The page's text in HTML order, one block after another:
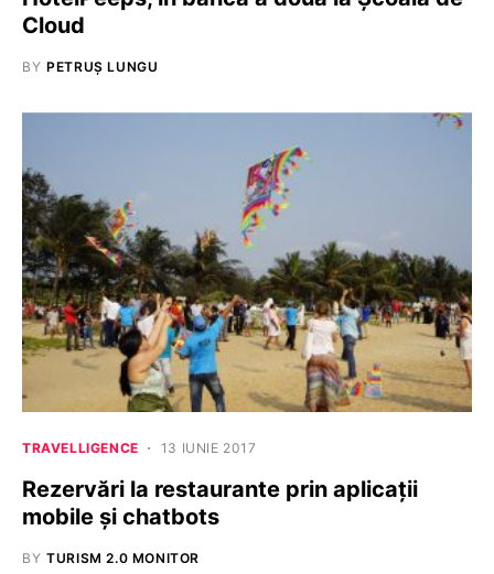
Cloud
BY PETRUȘ LUNGU
TRAVELLIGENCE 13 IUNIE 2017
Rezervări la restaurante prin aplicații
mobile și chatbots
BY TURISM 2.0 MONITOR